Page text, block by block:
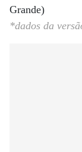
Grande)
*dados da